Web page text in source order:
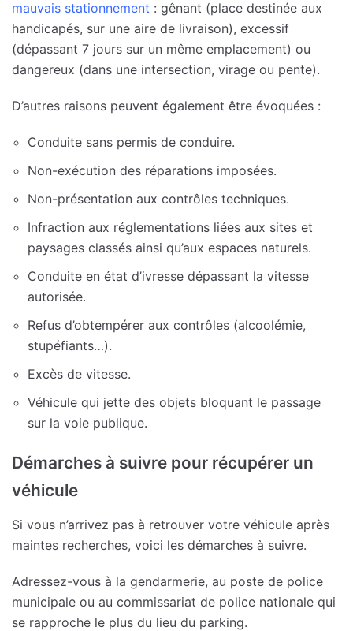
mauvais stationnement : gênant (place destinée aux
handicapés, sur une aire de livraison), excessif
(dépassant 7 jours sur un même emplacement) ou
dangereux (dans une intersection, virage ou pente).
D’autres raisons peuvent également être évoquées :
Conduite sans permis de conduire.
Non-exécution des réparations imposées.
Non-présentation aux contrôles techniques.
Infraction aux réglementations liées aux sites et
paysages classés ainsi qu’aux espaces naturels.
Conduite en état d’ivresse dépassant la vitesse
autorisée.
Refus d’obtempérer aux contrôles (alcoolémie,
stupéfiants…).
Excès de vitesse.
Véhicule qui jette des objets bloquant le passage
sur la voie publique.
Démarches à suivre pour récupérer un
véhicule
Si vous n’arrivez pas à retrouver votre véhicule après
maintes recherches, voici les démarches à suivre.
Adressez-vous à la gendarmerie, au poste de police
municipale ou au commissariat de police nationale qui
se rapproche le plus du lieu du parking.